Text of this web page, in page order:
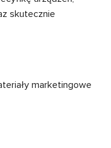
skutecznie
marketingowe